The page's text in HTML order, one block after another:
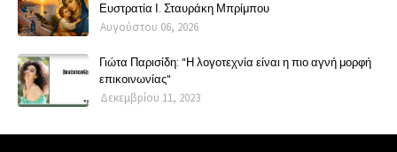
Ευστρατία Ι. Σταυράκη Μπρίμπου
Αυγούστου 06, 2026
Γιώτα Παρισίδη: "Η λογοτεχνία είναι η πιο αγνή μορφή
επικοινωνίας"
Δεκεμβρίου 11, 2023